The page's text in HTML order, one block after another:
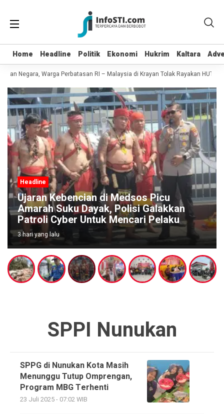
Home Headline Politik Ekonomi Hukrim Kaltara
Home Headline Politik Ekonomi Hukrim Kaltara
Negara, Warga Perbatasan RI – Malaysia di Krayan Tolak Rayakan HUT RI 81
Headline
Ujaran Kebencian di Medsos Picu
Amarah Suku Dayak, Polisi Galakkan
Patroli Cyber Untuk Mencari Pelaku
3 hari yang lalu
SPPI Nunukan
SPPG di Nunukan Kota Masih
Menunggu Tutup Omprengan,
Program MBG Terhenti
23 Juli 2025 - 07:02 WIB